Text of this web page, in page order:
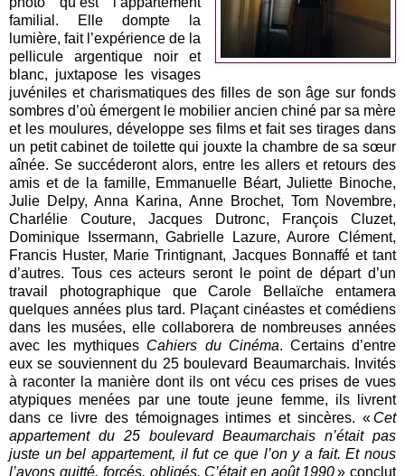
familial. Elle dompte la
lumière, fait l’expérience de la
pellicule argentique noir et
blanc, juxtapose les visages
juvéniles et charismatiques des filles de son âge sur fonds
sombres d’où émergent le mobilier ancien chiné par sa mère
et les moulures, développe ses films et fait ses tirages dans
un petit cabinet de toilette qui jouxte la chambre de sa sœur
aînée. Se succéderont alors, entre les allers et retours des
amis et de la famille, Emmanuelle Béart, Juliette Binoche,
Julie Delpy, Anna Karina, Anne Brochet, Tom Novembre,
Charlélie Couture, Jacques Dutronc, François Cluzet,
Dominique Issermann, Gabrielle Lazure, Aurore Clément,
Francis Huster, Marie Trintignant, Jacques Bonnaffé et tant
d’autres. Tous ces acteurs seront le point de départ d’un
travail photographique que Carole Bellaïche entamera
quelques années plus tard. Plaçant cinéastes et comédiens
dans les musées, elle collaborera de nombreuses années
avec les mythiques Cahiers du Cinéma. Certains d’entre
eux se souviennent du 25 boulevard Beaumarchais. Invités
à raconter la manière dont ils ont vécu ces prises de vues
atypiques menées par une toute jeune femme, ils livrent
dans ce livre des témoignages intimes et sincères. « Cet
appartement du 25 boulevard Beaumarchais n’était pas
juste un bel appartement, il fut ce que l’on y a fait. Et nous
l’avons quitté, forcés, obligés. C’était en août 1990» conclut